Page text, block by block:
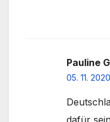
Pauline
05. 11.